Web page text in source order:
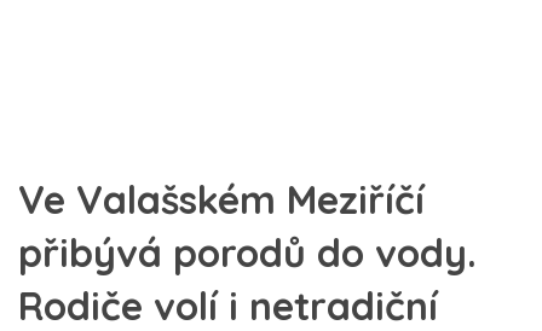
Ve Valašském Meziříčí
přibývá porodů do vody.
Rodiče volí i netradiční